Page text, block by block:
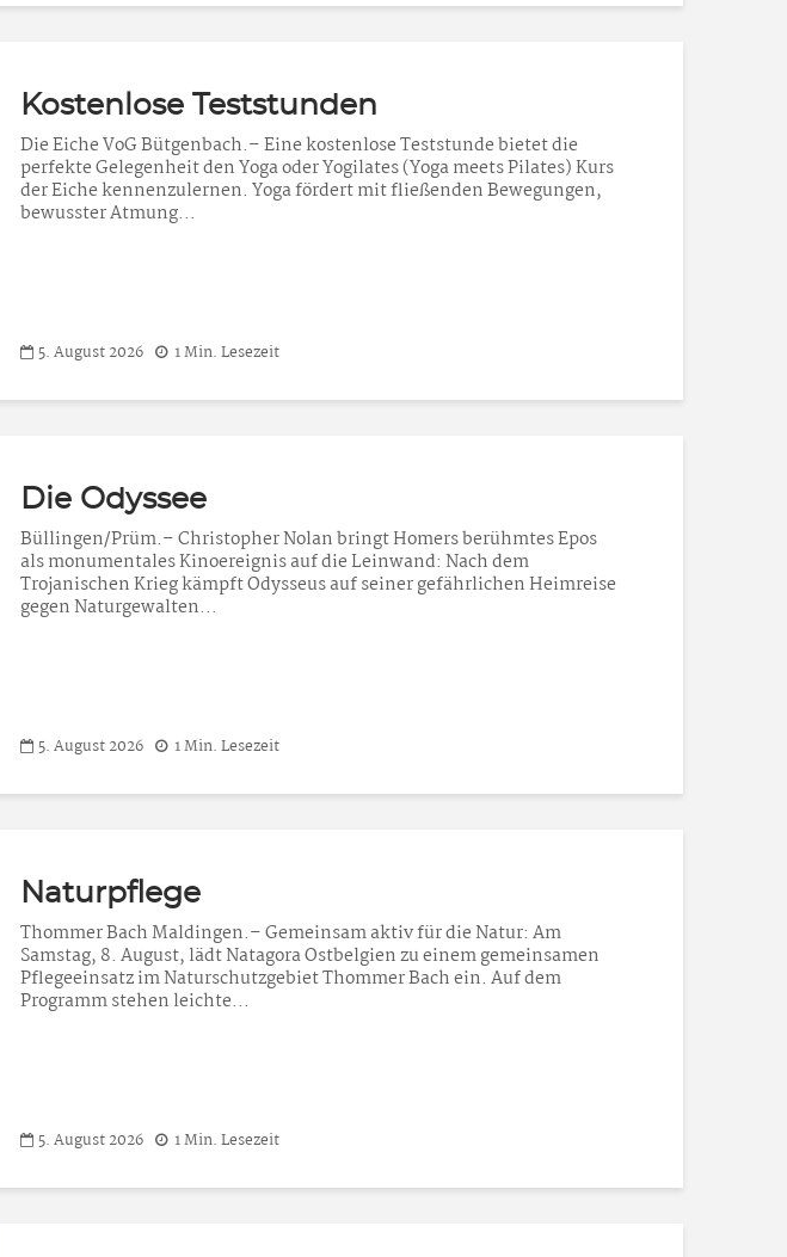
Kostenlose Teststunden
Die Eiche VoG Bütgenbach.– Eine kostenlose Teststunde bietet die
perfekte Gelegenheit den Yoga oder Yogilates (Yoga meets Pilates) Kurs
der Eiche kennenzulernen. Yoga fördert mit fließenden Bewegungen,
bewusster Atmung...
5. August 2026 1 Min. Lesezeit
Die Odyssee
Büllingen/Prüm.– Christopher Nolan bringt Homers berühmtes Epos
als monumentales Kinoereignis auf die Leinwand: Nach dem
Trojanischen Krieg kämpft Odysseus auf seiner gefährlichen Heimreise
gegen Naturgewalten...
5. August 2026 1 Min. Lesezeit
Naturpflege
Thommer Bach Maldingen.– Gemeinsam aktiv für die Natur: Am
Samstag, 8. August, lädt Natagora Ostbelgien zu einem gemeinsamen
Pflegeeinsatz im Naturschutzgebiet Thommer Bach ein. Auf dem
Programm stehen leichte...
5. August 2026 1 Min. Lesezeit